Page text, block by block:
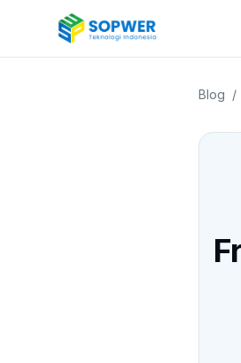
Blog /